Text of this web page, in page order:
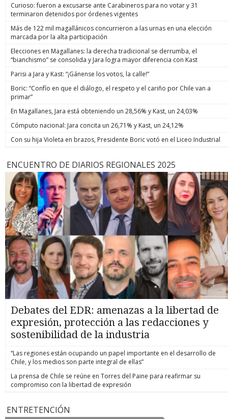
Curioso: fueron a excusarse ante Carabineros para no votar y 31
terminaron detenidos por órdenes vigentes
Más de 122 mil magallánicos concurrieron a las urnas en una elección
marcada por la alta participación
Elecciones en Magallanes: la derecha tradicional se derrumba, el
“bianchismo” se consolida y Jara logra mayor diferencia con Kast
Parisi a Jara y Kast: “¡Gánense los votos, la calle!”
Boric: “Confío en que el diálogo, el respeto y el cariño por Chile van a
primar”
En Magallanes, Jara está obteniendo un 28,56% y Kast, un 24,03%
Cómputo nacional: Jara concita un 26,71% y Kast, un 24,12%
Con su hija Violeta en brazos, Presidente Boric votó en el Liceo Industrial
ENCUENTRO DE DIARIOS REGIONALES 2025
Debates del EDR: amenazas a la libertad de
expresión, protección a las redacciones y
sostenibilidad de la industria
“Las regiones están ocupando un papel importante en el desarrollo de
Chile, y los medios son parte integral de ellas”
La prensa de Chile se reúne en Torres del Paine para reafirmar su
compromiso con la libertad de expresión
ENTRETENCIÓN